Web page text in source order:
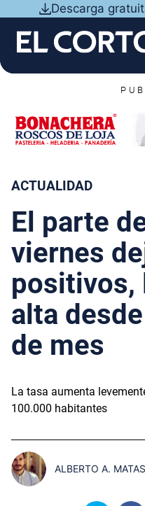
contenido
Descarga
ACTUALIDAD
El parte
viernes
positivos,
alta
de mes
La tasa aumenta
100.000 habitantes
ALBERTO A. MATAS